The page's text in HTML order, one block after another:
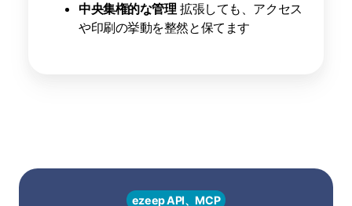
中央集権的な管理 拡張しても、アクセス
や印刷の挙動を整然と保てます
ezeep API、MCP